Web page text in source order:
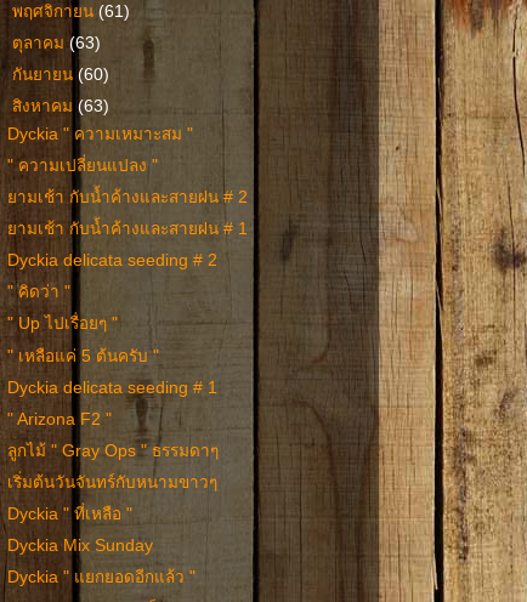
พฤศจิกายน(61)
ตุลาคม(63)
กันยายน(60)
สิงหาคม(63)
Dyckia " ความเหมาะสม "
" ความเปลี่ยนแปลง "
ยามเช้า กับน้ำค้างและสายฝน # 2
ยามเช้า กับน้ำค้างและสายฝน # 1
Dyckia delicata seeding # 2
" คิดว่า "
" Up ไปเรื่อยๆ "
" เหลือแค่ 5 ต้นครับ "
Dyckia delicata seeding # 1
" Arizona F2 "
ลูกไม้ " Gray Ops " ธรรมดาๆ
เริ่มต้นวันจันทร์กับหนามขาวๆ
Dyckia " ที่เหลือ "
Dyckia Mix Sunday
Dyckia " แยกยอดอีกแล้ว "